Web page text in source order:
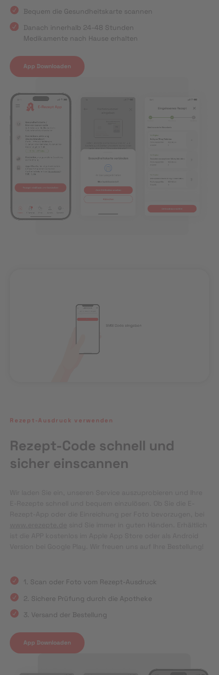
Bequem die Gesundheitskarte scannen
Danach innerhalb 24-48 Stunden
Medikamente nach Hause erhalten
App Downloaden
Rezept-Ausdruck verwenden
Rezept-Code schnell und
sicher einscannen
1. Scan oder Foto vom Rezept-Ausdruck
2. Sichere Prüfung durch die Apotheke
3. Versand der Bestellung
App Downloaden